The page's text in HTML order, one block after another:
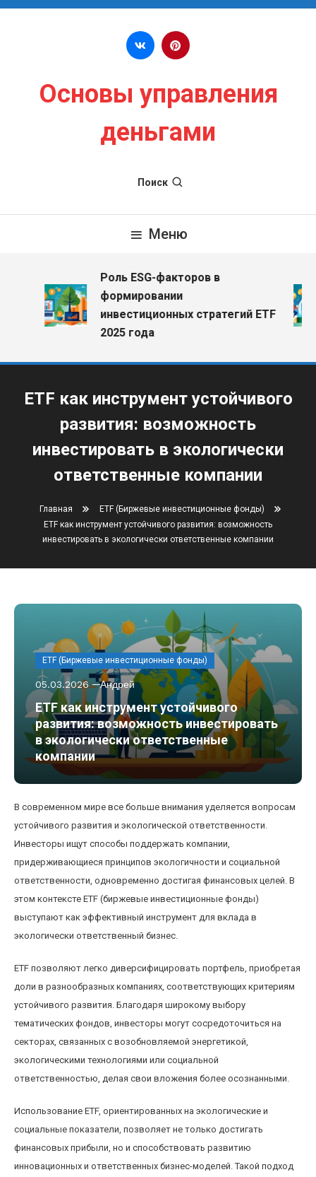
Перейти к содержимому
Основы управления
деньгами
Поиск
Меню
Роль ESG-факторов в
формировании
инвестиционных стратегий ETF
2025 года
ETF как инструмент устойчивого
развития: возможность
инвестировать в экологически
ответственные компании
Главная
ETF (Биржевые инвестиционные фонды)
ETF как инструмент устойчивого развития: возможность
инвестировать в экологически ответственные компании
ETF (Биржевые инвестиционные фонды)
05.03.2026 Андрей
ETF как инструмент устойчивого
развития: возможность инвестировать
в экологически ответственные
компании
В современном мире все больше внимания уделяется вопросам
устойчивого развития и экологической ответственности.
Инвесторы ищут способы поддержать компании,
придерживающиеся принципов экологичности и социальной
ответственности, одновременно достигая финансовых целей. В
этом контексте ETF (биржевые инвестиционные фонды)
выступают как эффективный инструмент для вклада в
экологически ответственный бизнес.
ETF позволяют легко диверсифицировать портфель, приобретая
доли в разнообразных компаниях, соответствующих критериям
устойчивого развития. Благодаря широкому выбору
тематических фондов, инвесторы могут сосредоточиться на
секторах, связанных с возобновляемой энергетикой,
экологическими технологиями или социальной
ответственностью, делая свои вложения более осознанными.
Использование ETF, ориентированных на экологические и
социальные показатели, позволяет не только достигать
финансовых прибыли, но и способствовать развитию
инновационных и ответственных бизнес-моделей. Такой подход